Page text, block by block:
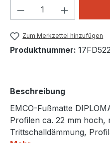
Produkt Anzahl:
Zum Merkzettel hinzufügen
Produktnummer:
Beschreibung
EMCO-Fußmatte
Profilen ca. 22 mm hoch,
Trittschalldämmung,